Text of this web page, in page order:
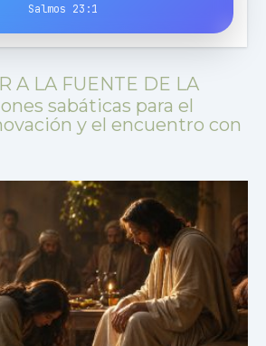
Salmos 23:1
A LA FUENTE DE LA
sabáticas para el
y el encuentro con